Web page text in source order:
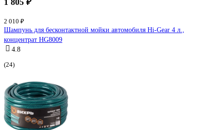
2 010 ₽
Шампунь для бесконтактной мойки автомобиля Hi-Gear 4 л.,
концентрат HG8009
4.8
(24)